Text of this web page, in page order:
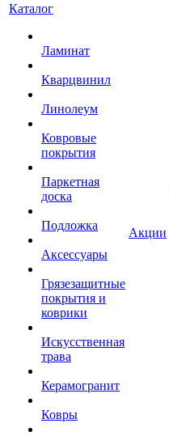
Каталог
Ламинат
Кварцвинил
Линолеум
Ковровые
покрытия
Паркетная
доска
Подложка
Аксессуары
Грязезащитные
покрытия и
коврики
Искусственная
трава
Керамогранит
Ковры
Акции